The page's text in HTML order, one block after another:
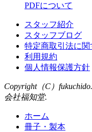
PDFについて
スタッフ紹介
スタッフブログ
特定商取引法に関
利用規約
個人情報保護方針
Copyright（C）
会社福知堂.
ホーム
冊子・製本